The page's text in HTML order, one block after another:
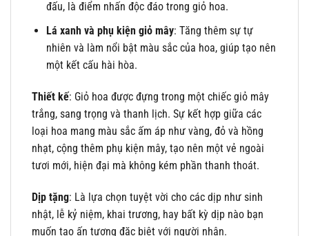
đấu, là điểm nhấn độc đáo trong giỏ hoa.
Lá xanh và phụ kiện giỏ mây: Tăng thêm sự tự
nhiên và làm nổi bật màu sắc của hoa, giúp tạo nên
một kết cấu hài hòa.
Thiết kế: Giỏ hoa được đựng trong một chiếc giỏ mây
trắng, sang trọng và thanh lịch. Sự kết hợp giữa các
loại hoa mang màu sắc ấm áp như vàng, đỏ và hồng
nhạt, cộng thêm phụ kiện mây, tạo nên một vẻ ngoài
tươi mới, hiện đại mà không kém phần thanh thoát.
Dịp tặng: Là lựa chọn tuyệt vời cho các dịp như sinh
nhật, lễ kỷ niệm, khai trương, hay bất kỳ dịp nào bạn
muốn tạo ấn tượng đặc biệt với người nhận.